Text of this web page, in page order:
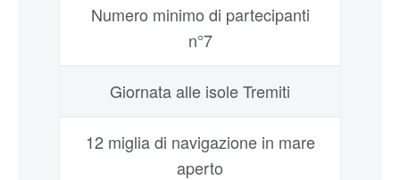
Numero minimo di partecipanti
n°7
Giornata alle isole Tremiti
12 miglia di navigazione in mare
aperto